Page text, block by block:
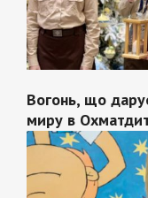
Вогонь, що
миру в